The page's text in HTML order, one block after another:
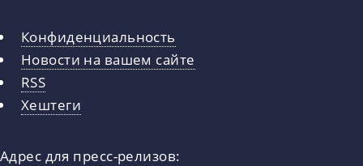
Конфиденциальность
Новости на вашем сайте
RSS
Хештеги
Адрес для пресс-релизов: